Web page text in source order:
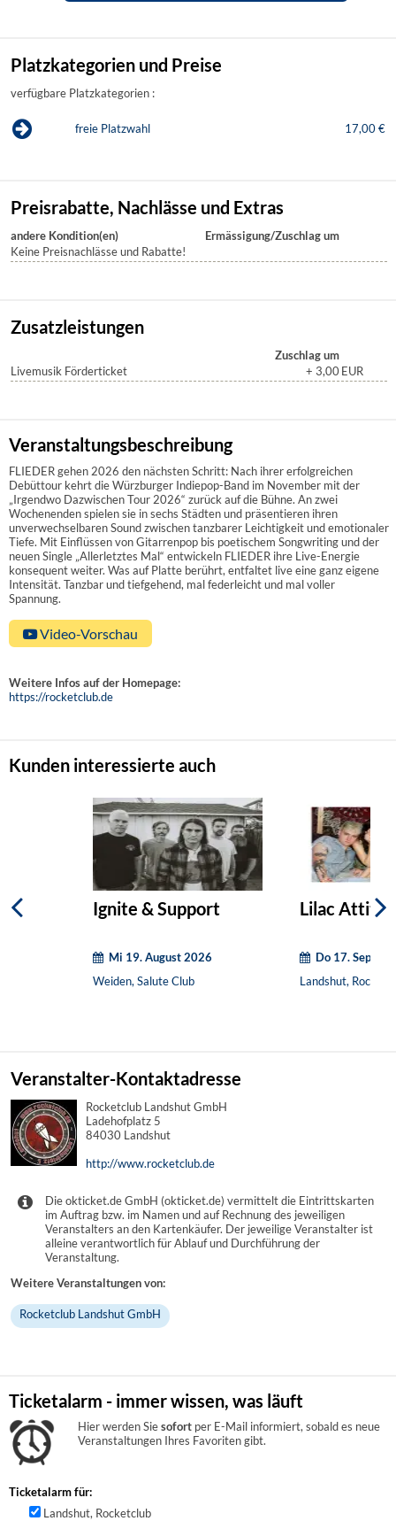
Platzkategorien und Preise
verfügbare Platzkategorien :
freie Platzwahl 17,00 €
Preisrabatte, Nachlässe und Extras
andere Kondition(en)
Ermässigung/Zuschlag um
Keine Preisnachlässe und Rabatte!
Zusatzleistungen
Zuschlag um
Livemusik Förderticket
+ 3,00EUR
Veranstaltungsbeschreibung
FLIEDER gehen 2026 den nächsten Schritt: Nach ihrer erfolgreichen
Debüttour kehrt die Würzburger Indiepop-Band im November mit der
„Irgendwo Dazwischen Tour 2026“ zurück auf die Bühne. An zwei
Wochenenden spielen sie in sechs Städten und präsentieren ihren
unverwechselbaren Sound zwischen tanzbarer Leichtigkeit und emotionaler
Tiefe. Mit Einflüssen von Gitarrenpop bis poetischem Songwriting und der
neuen Single „Allerletztes Mal“ entwickeln FLIEDER ihre Live-Energie
konsequent weiter. Was auf Platte berührt, entfaltet live eine ganz eigene
Intensität. Tanzbar und tiefgehend, mal federleicht und mal voller
Spannung.
Video-Vorschau
Weitere Infos auf der Homepage:
https://rocketclub.de
Kunden interessierte auch
Ignite & Support
Mi 19. August 2026
Weiden, Salute Club
Lilac
Do 17.
Landshut,
Veranstalter-Kontaktadresse
Rocketclub Landshut GmbH
Ladehofplatz 5
84030 Landshut
http://www.rocketclub.de
Die okticket.de GmbH (okticket.de) vermittelt die Eintrittskarten
im Auftrag bzw. im Namen und auf Rechnung des jeweiligen
Veranstalters an den Kartenkäufer. Der jeweilige Veranstalter ist
alleine verantwortlich für Ablauf und Durchführung der
Veranstaltung.
Weitere Veranstaltungen von:
Rocketclub Landshut GmbH
Ticketalarm - immer wissen, was läuft
Hier werden Siesofort per E-Mail informiert, sobald es neue
Veranstaltungen Ihres Favoriten gibt.
Ticketalarm für:
Landshut, Rocketclub